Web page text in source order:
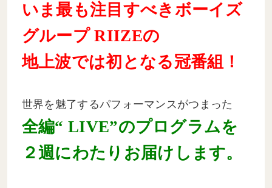
いま最も注目すべきボーイズ
グループ RIIZEの
地上波では初となる冠番組！
世界を魅了するパフォーマンスがつまった
全編“ LIVE”のプログラムを
２週にわたりお届けします。